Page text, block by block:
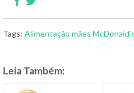
Tags: Alimentação mães
Leia Também: